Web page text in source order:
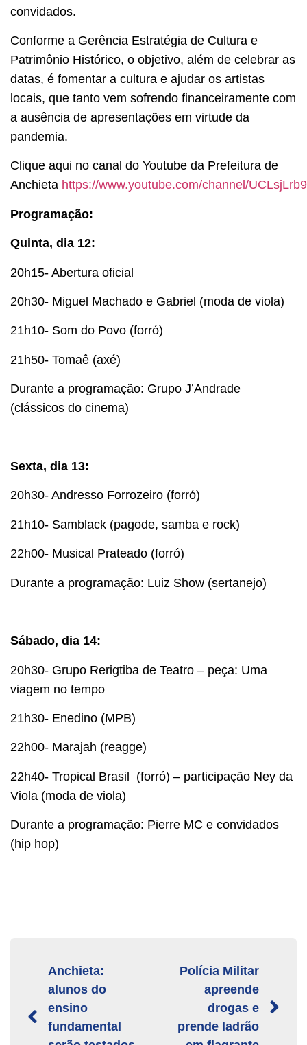
convidados.
Conforme a Gerência Estratégia de Cultura e
Patrimônio Histórico, o objetivo, além de celebrar as
datas, é fomentar a cultura e ajudar os artistas
locais, que tanto vem sofrendo financeiramente com
a ausência de apresentações em virtude da
pandemia.
Clique aqui no canal do Youtube da Prefeitura de
Anchieta https://www.youtube.com/channel/
Programação:
Quinta, dia 12:
20h15- Abertura oficial
20h30- Miguel Machado e Gabriel (moda de viola)
21h10- Som do Povo (forró)
21h50- Tomaê (axé)
Durante a programação: Grupo J’Andrade
(clássicos do cinema)
Sexta, dia 13:
20h30- Andresso Forrozeiro (forró)
21h10- Samblack (pagode, samba e rock)
22h00- Musical Prateado (forró)
Durante a programação: Luiz Show (sertanejo)
Sábado, dia 14:
20h30- Grupo Rerigtiba de Teatro – peça: Uma
viagem no tempo
21h30- Enedino (MPB)
22h00- Marajah (reagge)
22h40- Tropical Brasil (forró) – participação Ney da
Viola (moda de viola)
Durante a programação: Pierre MC e convidados
(hip hop)
Anchieta:
alunos do
ensino
fundamental
Polícia Militar
apreende
drogas e
prende ladrão